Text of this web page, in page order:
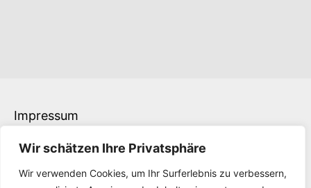
Wir schätzen Ihre Privatsphäre
Wir verwenden Cookies, um Ihr Surferlebnis zu verbessern,
Impressum
Kontakt
Downloads